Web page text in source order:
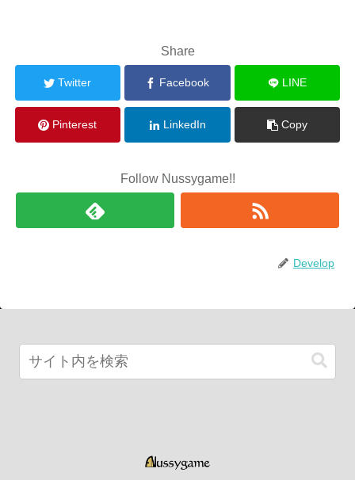
Share
Twitter Facebook LINE
Pinterest LinkedIn Copy
Follow Nussygame!!
Develop